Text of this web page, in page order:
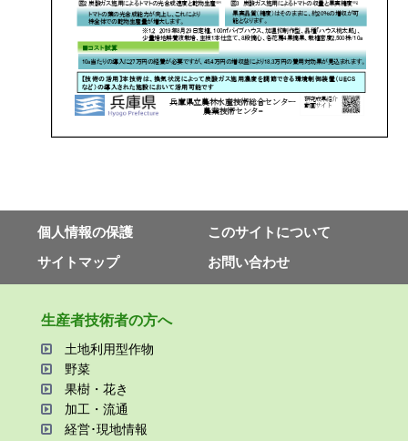
個⼈情報の保護
このサイトについて
サイトマップ
お問い合わせ
⽣産者技術者の⽅へ
⼟地利⽤型作物
野菜
果樹・花き
加⼯・流通
経営･現地情報